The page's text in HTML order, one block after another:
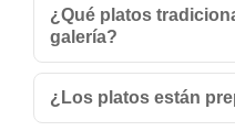
¿Qué platos
galería?
¿Los platos están